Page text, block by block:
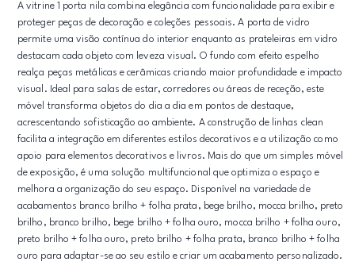
A vitrine 1 porta nila combina elegância com funcionalidade para exibir e
proteger peças de decoração e coleções pessoais. A porta de vidro
permite uma visão contínua do interior enquanto as prateleiras em vidro
destacam cada objeto com leveza visual. O fundo com efeito espelho
realça peças metálicas e cerâmicas criando maior profundidade e impacto
visual. Ideal para salas de estar, corredores ou áreas de receção, este
móvel transforma objetos do dia a dia em pontos de destaque,
acrescentando sofisticação ao ambiente. A construção de linhas clean
facilita a integração em diferentes estilos decorativos e a utilização como
apoio para elementos decorativos e livros. Mais do que um simples móvel
de exposição, é uma solução multifuncional que optimiza o espaço e
melhora a organização do seu espaço. Disponível na variedade de
acabamentos branco brilho + folha prata, bege brilho, mocca brilho, preto
brilho, branco brilho, bege brilho + folha ouro, mocca brilho + folha ouro,
preto brilho + folha ouro, preto brilho + folha prata, branco brilho + folha
ouro para adaptar-se ao seu estilo e criar um acabamento personalizado.